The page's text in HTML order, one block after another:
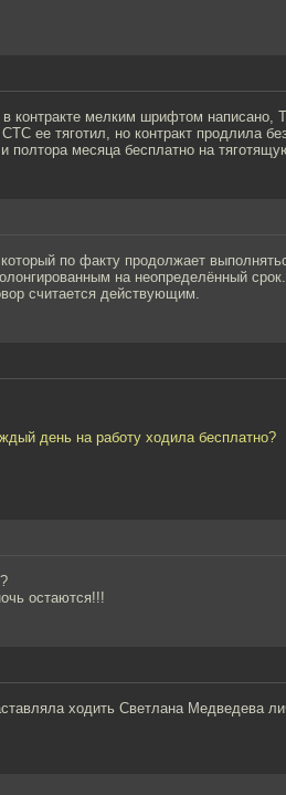
в контракте мелким шрифтом написано,
ее тяготил, но контракт продлила
полтора месяца бесплатно на
по факту продолжает
на неопределённый
считается действующим.
день на работу ходила бесплатно?
остаются!!!
ходить Светлана Медведева